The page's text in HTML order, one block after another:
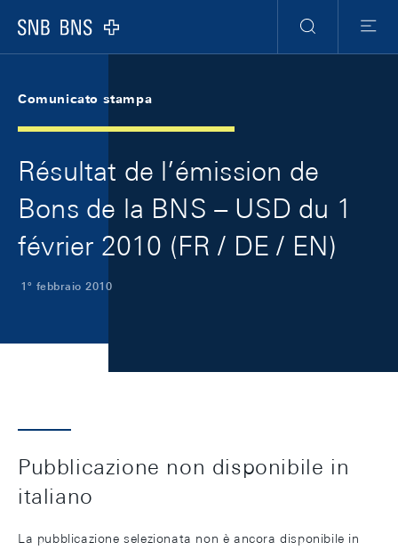
Logo
Ricerca
Menu
Comunicato stampa
Résultat de l’émission de
Bons de la BNS – USD du 1
février 2010 (FR / DE / EN)
1º febbraio 2010
Pubblicazione non disponibile in
italiano
La pubblicazione selezionata non è ancora disponibile in